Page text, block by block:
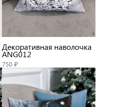
Декоративная наволочка
ANG012
750 ₽